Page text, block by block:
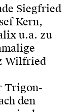
Siegfried
Kern,
u.a. zu
Wilfried
Trigon-
den